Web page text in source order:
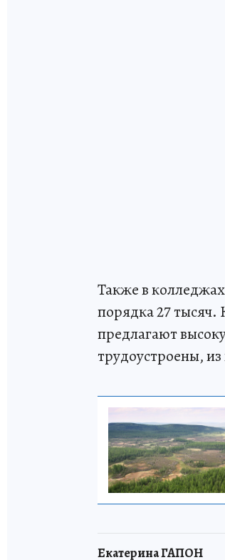
Также в
порядка 27
предлагают
трудоустроены,
Екатерина ГАПОН